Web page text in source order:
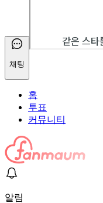
채팅
홈
투표
커뮤니티
알림